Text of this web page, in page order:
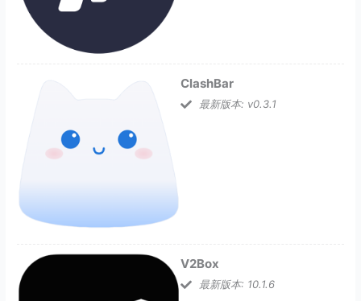
ClashBar
最新版本: v0.3.1
V2Box
最新版本: 10.1.6